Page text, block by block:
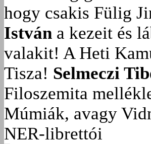
hogy csakis Fülig
István a kezeit és
valakit! A Heti
Tisza! Selmeczi
Filoszemita
Múmiák, avagy
NER-librettói